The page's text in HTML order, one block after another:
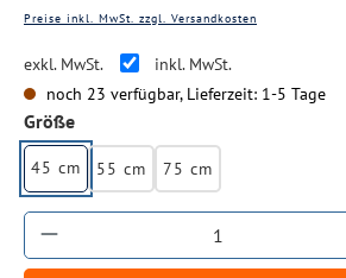
Preise inkl. MwSt. zzgl. Versandkosten
exkl. MwSt.
inkl. MwSt.
noch 23 verfügbar, Lieferzeit: 1-5 Tage
Größeauswählen
45 cm 55 cm 75 cm
Produkt Anzahl: Gib den